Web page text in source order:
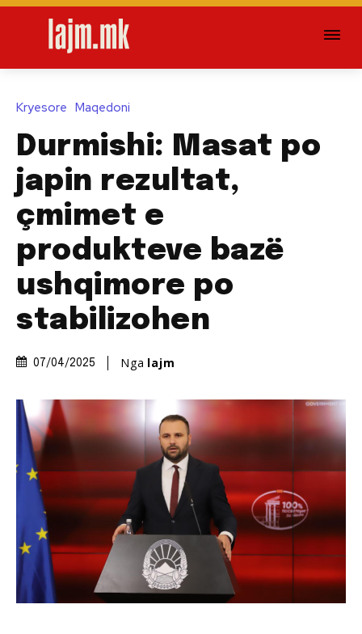
Kryesore Maqedoni
Durmishi: Masat po
japin rezultat,
çmimet e
produkteve bazë
ushqimore po
stabilizohen
07/04/2025 Nga lajm